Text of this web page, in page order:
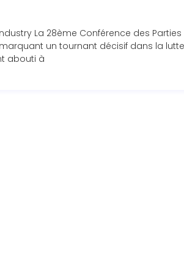
La 28ème Conférence des Parties
un tournant décisif dans la
abouti à